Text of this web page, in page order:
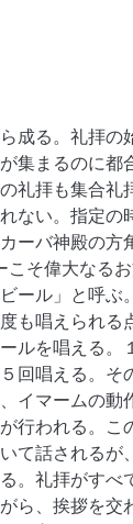
成る。礼拝
集まるのに
礼拝も集合
ない。指定
ーバ神殿の
そ偉大なる
ール」と呼
も唱えられ
ルを唱える。
回唱える。
イマームの
行われる。
て話される
。礼拝がすべ
ら、挨拶を